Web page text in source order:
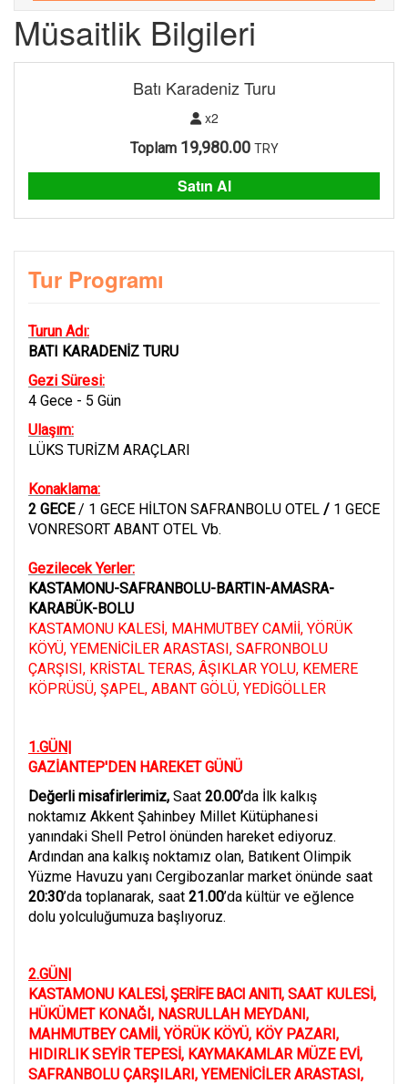
Müsaitlik Bilgileri
Batı Karadeniz Turu
x2
Toplam 19,980.00 TRY
Satın Al
Tur Programı
Turun Adı:
BATI KARADENİZ TURU
Gezi Süresi:
4 Gece - 5 Gün
Ulaşım:
LÜKS TURİZM ARAÇLARI
Konaklama:
2 GECE/ 1 GECE HİLTON SAFRANBOLU OTEL / 1 GECE
VONRESORT ABANT OTEL Vb.
Gezilecek Yerler:
KASTAMONU-SAFRANBOLU-BARTIN-AMASRA-
KARABÜK-BOLU
KASTAMONU KALESİ, MAHMUTBEY CAMİİ, YÖRÜK
KÖYÜ, YEMENİCİLER ARASTASI, SAFRONBOLU
ÇARŞISI, KRİSTAL TERAS, ÂŞIKLAR YOLU, KEMERE
KÖPRÜSÜ, ŞAPEL, ABANT GÖLÜ, YEDİGÖLLER
1.GÜN|
GAZİANTEP'DEN HAREKET GÜNÜ
Değerli misafirlerimiz, Saat 20.00’da İlk kalkış
noktamız Akkent Şahinbey Millet Kütüphanesi
yanındaki Shell Petrol önünden hareket ediyoruz.
Ardından ana kalkış noktamız olan, Batıkent Olimpik
Yüzme Havuzu yanı Cergibozanlar market önünde saat
20:30’da toplanarak, saat 21.00’da kültür ve eğlence
dolu yolculuğumuza başlıyoruz.
2.GÜN|
KASTAMONU KALESİ, ŞERİFE BACI ANITI, SAAT KULESİ,
HÜKÜMET KONAĞI, NASRULLAH MEYDANI,
MAHMUTBEY CAMİİ, YÖRÜK KÖYÜ, KÖY PAZARI,
HIDIRLIK SEYİR TEPESİ, KAYMAKAMLAR MÜZE EVİ,
SAFRANBOLU ÇARŞILARI,YEMENİCİLER ARASTASI,